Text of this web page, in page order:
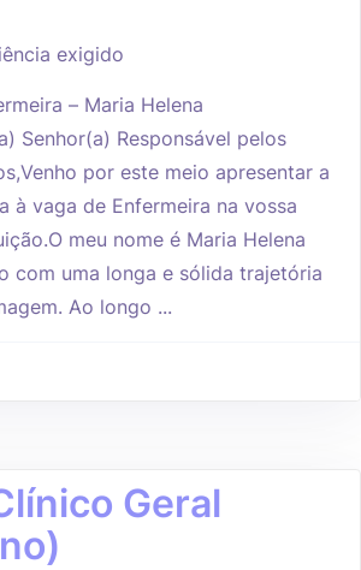
exigido
– Maria Helena
Senhor(a) Responsável pelos
por este meio apresentar a
à vaga de Enfermeira na vossa
meu nome é Maria Helena
com uma longa e sólida trajetória
Ao longo ...
Geral